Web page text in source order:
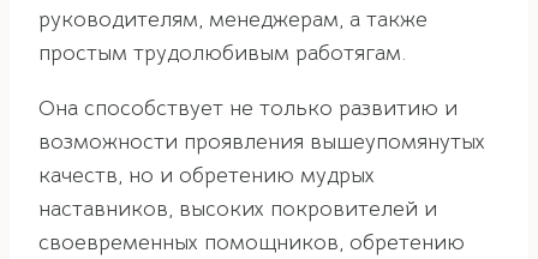
руководителям, менеджерам, а также
простым трудолюбивым работягам.
Она способствует не только развитию и
возможности проявления вышеупомянутых
качеств, но и обретению мудрых
наставников, высоких покровителей и
своевременных помощников, обретению